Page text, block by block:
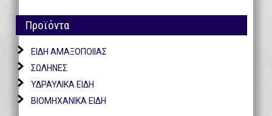
Προϊόντα
ΕΙΔΗ ΑΜΑΞΟΠΟΙΙΑΣ
ΣΩΛΗΝΕΣ
ΥΔΡΑΥΛΙΚΑ ΕΙΔΗ
ΒΙΟΜΗΧΑΝΙΚΑ ΕΙΔΗ